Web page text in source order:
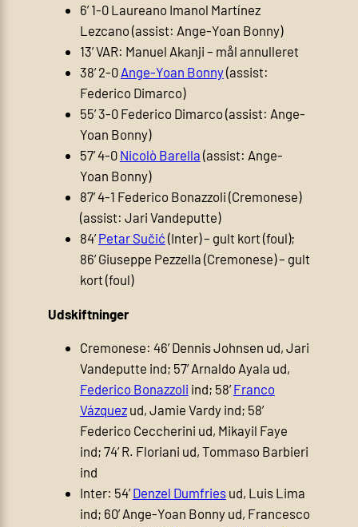
6’ 1-0 Laureano Imanol Martínez
Lezcano (assist: Ange-Yoan Bonny)
13’ VAR: Manuel Akanji – mål annulleret
38’ 2-0 Ange-Yoan Bonny(assist:
Federico Dimarco)
55’ 3-0 Federico Dimarco (assist: Ange-
Yoan Bonny)
57’ 4-0 Nicolò Barella (assist: Ange-
Yoan Bonny)
87’ 4-1 Federico Bonazzoli (Cremonese)
(assist: Jari Vandeputte)
84’Petar Sučić (Inter) – gult kort (foul);
86’ Giuseppe Pezzella (Cremonese) – gult
kort (foul)
Udskiftninger
Cremonese: 46’ Dennis Johnsen ud, Jari
Vandeputte ind; 57’ Arnaldo Ayala ud,
Federico Bonazzoli ind; 58’Franco
Vázquezud, Jamie Vardy ind; 58’
Federico Ceccherini ud, Mikayil Faye
ind; 74’ R. Floriani ud, Tommaso Barbieri
ind
Inter: 54’Denzel Dumfriesud, Luis Lima
ind; 60’ Ange-Yoan Bonny ud, Francesco